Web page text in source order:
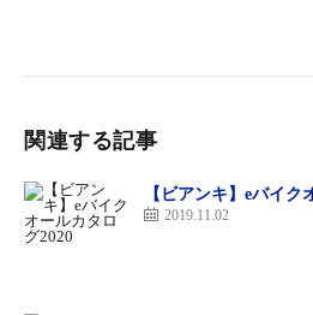
ホワイ
関連する記事
【ビアンキ】eバイク
2019.11.02